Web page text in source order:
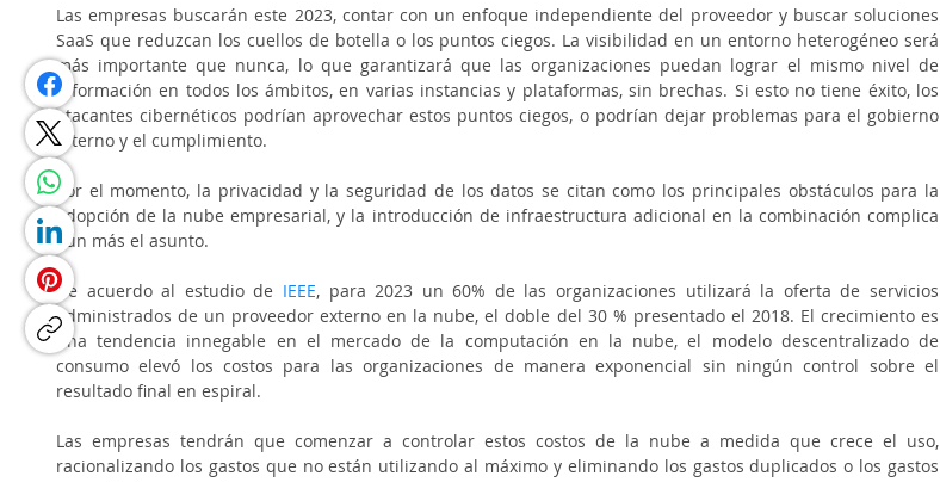
Las empresas buscarán este 2023, contar con un enfoque independiente del proveedor y buscar soluciones
SaaS que reduzcan los cuellos de botella o los puntos ciegos. La visibilidad en un entorno heterogéneo será
más importante que nunca, lo que garantizará que las organizaciones puedan lograr el mismo nivel de
información en todos los ámbitos, en varias instancias y plataformas, sin brechas. Si esto no tiene éxito, los
atacantes cibernéticos podrían aprovechar estos puntos ciegos, o podrían dejar problemas para el gobierno
interno y el cumplimiento.
Por el momento, la privacidad y la seguridad de los datos se citan como los principales obstáculos para la
adopción de la nube empresarial, y la introducción de infraestructura adicional en la combinación complica
aún más el asunto.
De acuerdo al estudio de IEEE, para 2023 un 60% de las organizaciones utilizará la oferta de servicios
administrados de un proveedor externo en la nube, el doble del 30 % presentado el 2018. El crecimiento es
una tendencia innegable en el mercado de la computación en la nube, el modelo descentralizado de
consumo elevó los costos para las organizaciones de manera exponencial sin ningún control sobre el
resultado final en espiral.
Las empresas tendrán que comenzar a controlar estos costos de la nube a medida que crece el uso,
racionalizando los gastos que no están utilizando al máximo y eliminando los gastos duplicados o los gastos